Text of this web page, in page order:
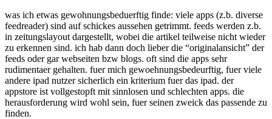
was ich etwas gewohnungsbeduerftig finde: viele apps (z.b. diverse
feedreader) sind auf schickes aussehen getrimmt. feeds werden z.b.
in zeitungslayout dargestellt, wobei die artikel teilweise nicht wieder
zu erkennen sind. ich hab dann doch lieber die “originalansicht” der
feeds oder gar webseiten bzw blogs. oft sind die apps sehr
rudimentaer gehalten. fuer mich gewoehnungsbedeurftig, fuer viele
andere ipad nutzer sicherlich ein kriterium fuer das ipad. der
appstore ist vollgestopft mit sinnlosen und schlechten apps. die
herausforderung wird wohl sein, fuer seinen zweick das passende zu
finden.